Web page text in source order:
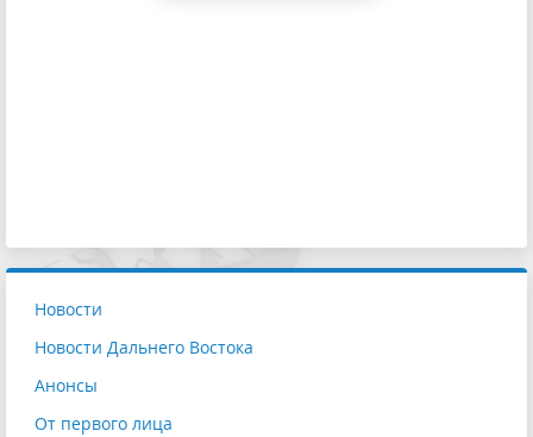
Новости
Новости Дальнего Востока
Анонсы
От первого лица